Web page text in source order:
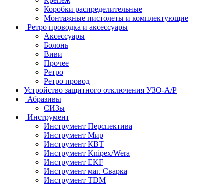
Коробки распределительные
Монтажные пистолеты и комплектующие
Ретро проводка и аксессуары
Аксессуары
Болонь
Виви
Прочее
Ретро
Ретро провод
Устройство защитного отключения УЗО-А/Р
Абразивы
СИЗы
Инструмент
Инструмент Перспектива
Инструмент Мир
Инструмент КВТ
Инструмент Knipex/Wera
Инструмент EKF
Инструмент маг. Сварка
Инструмент TDM